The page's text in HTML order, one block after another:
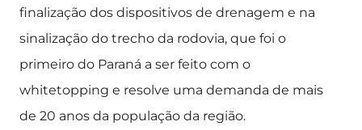
finalização dos dispositivos de drenagem e na
sinalização do trecho da rodovia, que foi o
primeiro do Paraná a ser feito com o
whitetopping e resolve uma demanda de mais
de 20 anos da população da região.